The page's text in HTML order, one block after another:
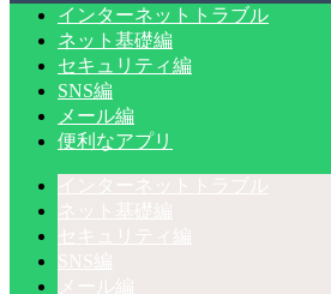
インターネットトラブル
ネット基礎編
セキュリティ編
SNS編
メール編
便利なアプリ